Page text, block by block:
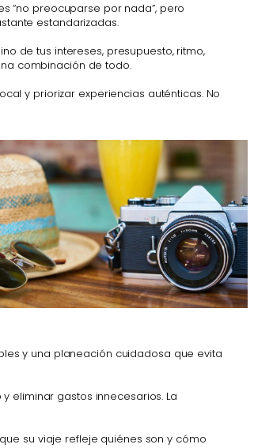
“no preocuparse por nada”, pero
estandarizadas.
de tus intereses, presupuesto, ritmo,
combinación de todo.
y priorizar experiencias auténticas. No
y una planeación cuidadosa que evita
eliminar gastos innecesarios. La
su viaje refleje quiénes son y cómo